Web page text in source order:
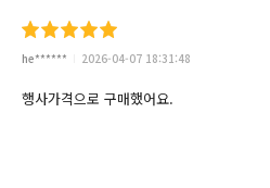
he****** 2026-04-07 18:31:48
행사가격으로 구매했어요.